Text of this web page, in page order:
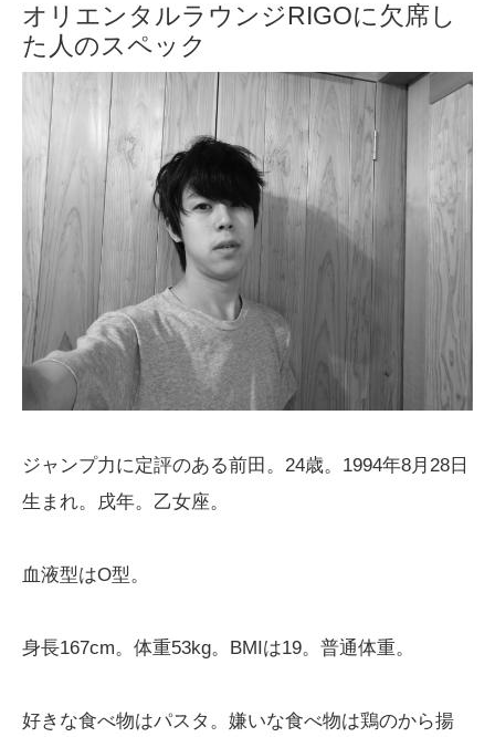
オリエンタルラウンジRIGOに欠席し
た人のスペック
ジャンプ力に定評のある前田。24歳。1994年8月28日
生まれ。戌年。乙女座。
血液型はO型。
身長167cm。体重53kg。BMIは19。普通体重。
好きな食べ物はパスタ。嫌いな食べ物は鶏のから揚